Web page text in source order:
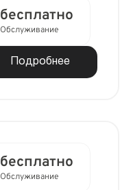
бесплатно
Обслуживание
Подробнее
бесплатно
Обслуживание